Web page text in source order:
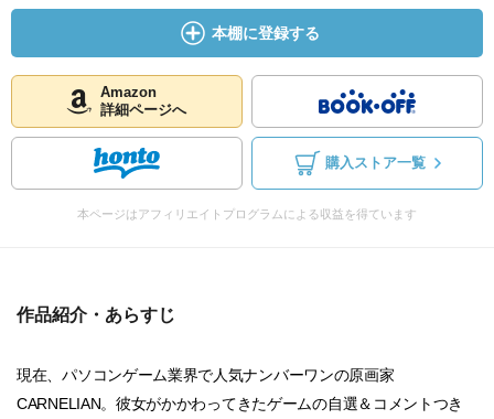
本棚に登録する
Amazon
詳細ページへ
購入ストア一覧
本ページはアフィリエイトプログラムによる収益を得ています
作品紹介・あらすじ
現在、パソコンゲーム業界で人気ナンバーワンの原画家
CARNELIAN。彼女がかかわってきたゲームの自選＆コメントつき